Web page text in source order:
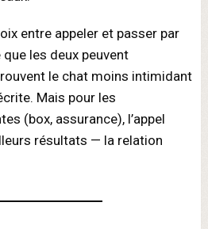
entre appeler et passer par
les deux peuvent
le chat moins intimidant
Mais pour les
(box, assurance), l’appel
résultats — la relation